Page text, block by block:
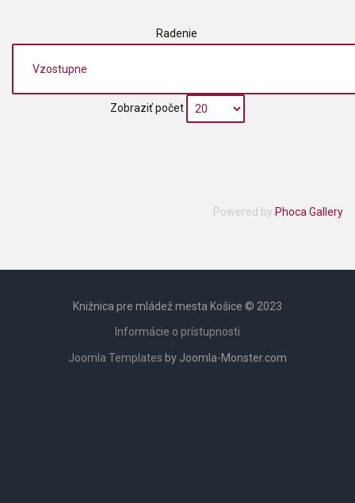
Radenie
Zobraziť počet
Powered by Phoca Gallery
Knižnica pre mládež mesta Košice © 2023
Informácie o prístupnosti
Joomla Templates by Joomla-Monster.com